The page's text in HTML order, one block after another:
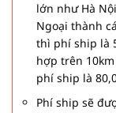
lớn như Hà
Ngoại thành
thì phí ship là
hợp trên
phí ship là
Phí ship sẽ